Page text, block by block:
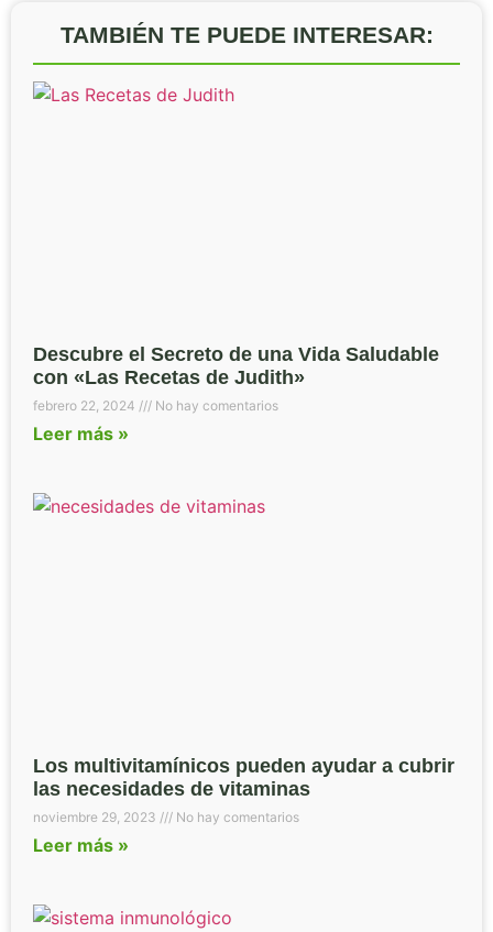
TAMBIÉN TE PUEDE INTERESAR:
Descubre el Secreto de una Vida Saludable
con «Las Recetas de Judith»
febrero 22, 2024 No hay comentarios
Leer más »
Los multivitamínicos pueden ayudar a cubrir
las necesidades de vitaminas
noviembre 29, 2023 No hay comentarios
Leer más »